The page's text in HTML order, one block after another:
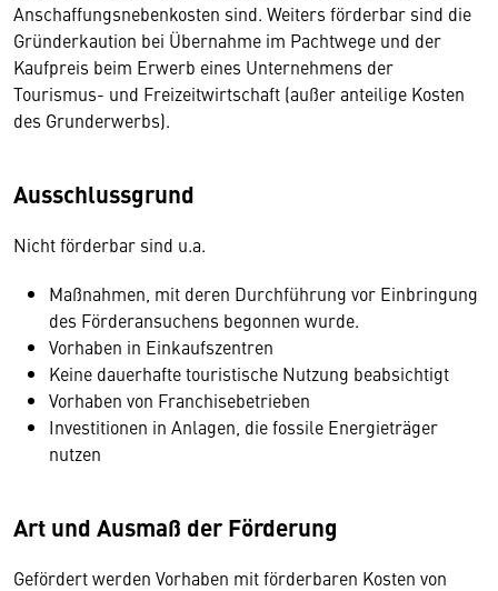
Anschaffungsnebenkosten sind. Weiters förderbar sind die
Gründerkaution bei Übernahme im Pachtwege und der
Kaufpreis beim Erwerb eines Unternehmens der
Tourismus- und Freizeitwirtschaft (außer anteilige Kosten
des Grunderwerbs).
Ausschlussgrund
Nicht förderbar sind u.a.
Maßnahmen, mit deren Durchführung vor Einbringung
des Förderansuchens begonnen wurde.
Vorhaben in Einkaufszentren
Keine dauerhafte touristische Nutzung beabsichtigt
Vorhaben von Franchisebetrieben
Investitionen in Anlagen, die fossile Energieträger
nutzen
Art und Ausmaß der Förderung
Gefördert werden Vorhaben mit förderbaren Kosten von